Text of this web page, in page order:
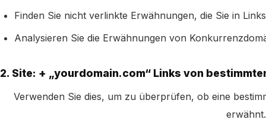
Finden Sie nicht verlinkte Erwähnungen, die Sie in
Analysieren Sie die Erwähnungen von
2. Site: + „yourdomain.com“ Links von
Verwenden Sie dies, um zu überprüfen, ob eine
erwähnt.